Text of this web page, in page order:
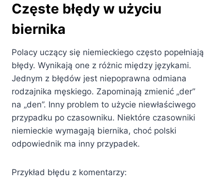
Częste błędy w użyciu
biernika
Polacy uczący się niemieckiego często popełniają
błędy. Wynikają one z różnic między językami.
Jednym z błędów jest niepoprawna odmiana
rodzajnika męskiego. Zapominają zmienić „der”
na „den”. Inny problem to użycie niewłaściwego
przypadku po czasowniku. Niektóre czasowniki
niemieckie wymagają biernika, choć polski
odpowiednik ma inny przypadek.
Przykład błędu z komentarzy: